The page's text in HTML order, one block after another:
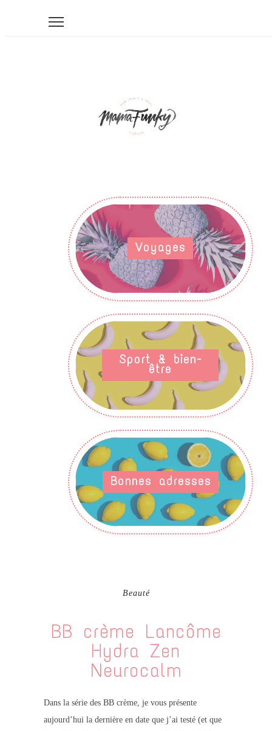
Voyages
Sport & bien-
être
Bonnes adresses
Beauté
BB crème Lancôme
Hydra Zen
Neurocalm
Dans la série des BB crème, je vous présente
aujourd’hui la dernière en date que j’ai testé (et que